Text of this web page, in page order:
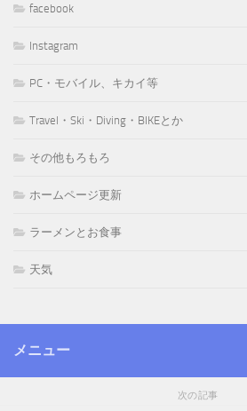
facebook
Instagram
PC・モバイル、キカイ等
Travel・Ski・Diving・BIKEとか
その他もろもろ
ホームページ更新
ラーメンとお食事
天気
メニュー
次の記事